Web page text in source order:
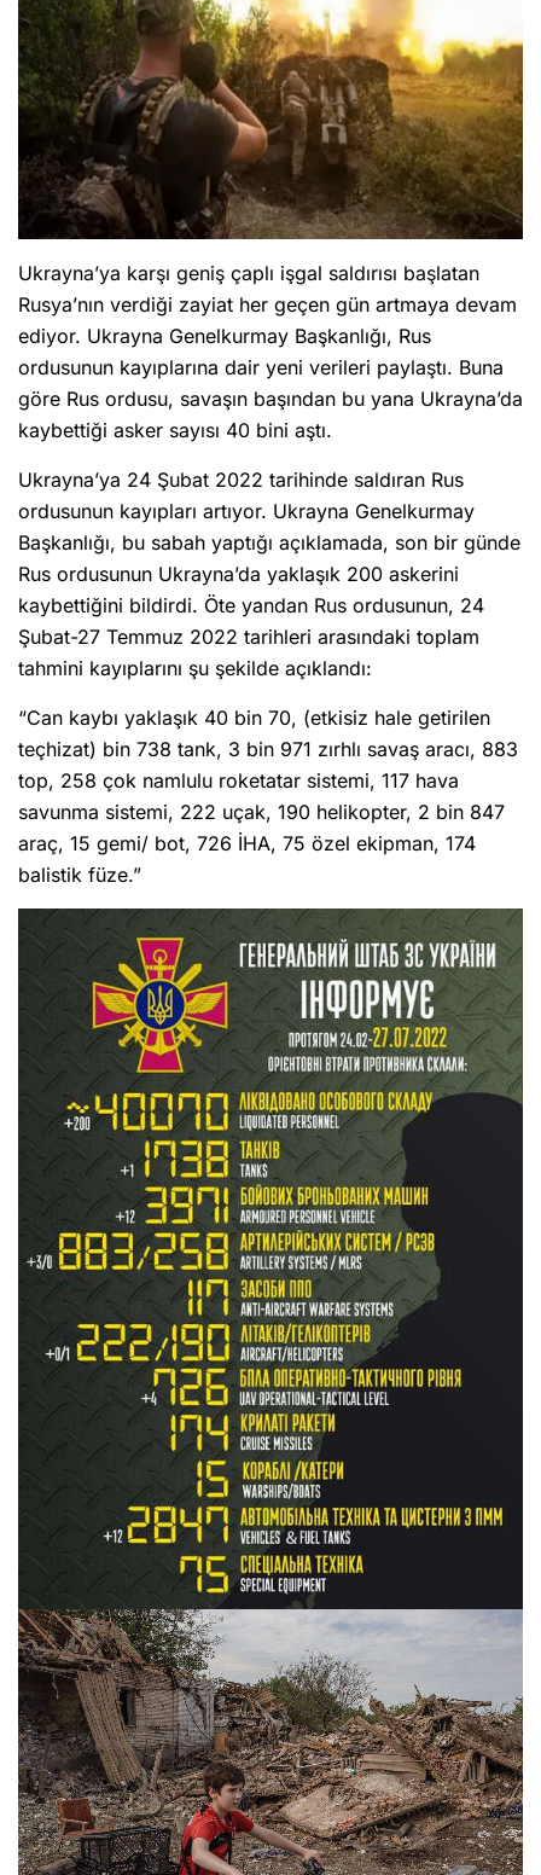
Ukrayna’ya karşı geniş çaplı işgal saldırısı başlatan
Rusya’nın verdiği zayiat her geçen gün artmaya devam
ediyor. Ukrayna Genelkurmay Başkanlığı, Rus
ordusunun kayıplarına dair yeni verileri paylaştı. Buna
göre Rus ordusu, savaşın başından bu yana Ukrayna’da
kaybettiği asker sayısı 40 bini aştı.
Ukrayna’ya 24 Şubat 2022 tarihinde saldıran Rus
ordusunun kayıpları artıyor. Ukrayna Genelkurmay
Başkanlığı, bu sabah yaptığı açıklamada, son bir günde
Rus ordusunun Ukrayna’da yaklaşık 200 askerini
kaybettiğini bildirdi. Öte yandan Rus ordusunun, 24
Şubat-27 Temmuz 2022 tarihleri arasındaki toplam
tahmini kayıplarını şu şekilde açıklandı:
“Can kaybı yaklaşık 40 bin 70, (etkisiz hale getirilen
teçhizat) bin 738 tank, 3 bin 971 zırhlı savaş aracı, 883
top, 258 çok namlulu roketatar sistemi, 117 hava
savunma sistemi, 222 uçak, 190 helikopter, 2 bin 847
araç, 15 gemi/ bot, 726 İHA, 75 özel ekipman, 174
balistik füze.”